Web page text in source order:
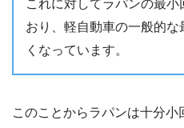
これに対してラパンの最
おり、軽自動車の一般的
くなっています。
このことからラパンは十分